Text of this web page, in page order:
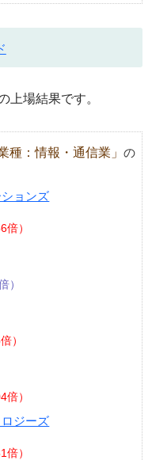
上場結果です。
種：情報・通信業」 の
ョンズ
倍
倍
ジーズ
倍